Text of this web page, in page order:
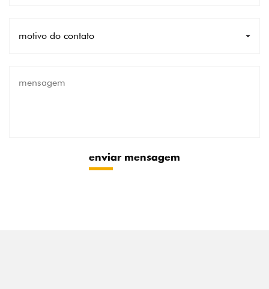
enviar mensagem